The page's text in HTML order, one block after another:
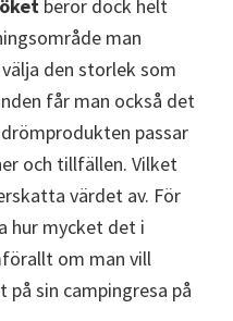
beror dock helt
man
den storlek som
får man också det
passar
och tillfällen. Vilket
värdet av. För
hur mycket det i
om man vill
sin campingresa på